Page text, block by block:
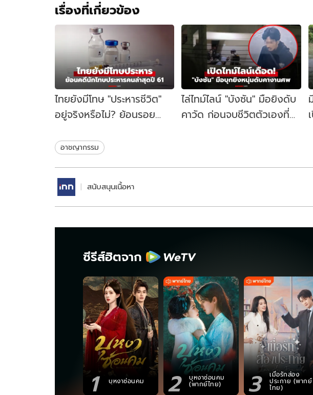
เรื่องที่เกี่ยวข้อง
ไทยยังมีโทษ "ประหารชีวิต"
อยู่จริงหรือไม่? ย้อนรอย
2561
ไล่ไทม์ไลน์ "บังซัน" มือยิงดับ
คาวัด ก่อนจบชีวิตตัวเองที่
อาชญากรรม
สนับสนุนเนื้อหา
ซีรีส์ฮิตจาก
1 บุหงาซ่อนคม 2 บุหงาซ่อนคม
(พากย์ไทย) 3 เมื่อรักส่อง
ประกาย (พากย์
ไทย)